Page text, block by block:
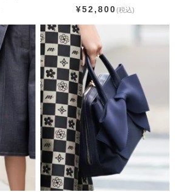
¥52,800(税込)